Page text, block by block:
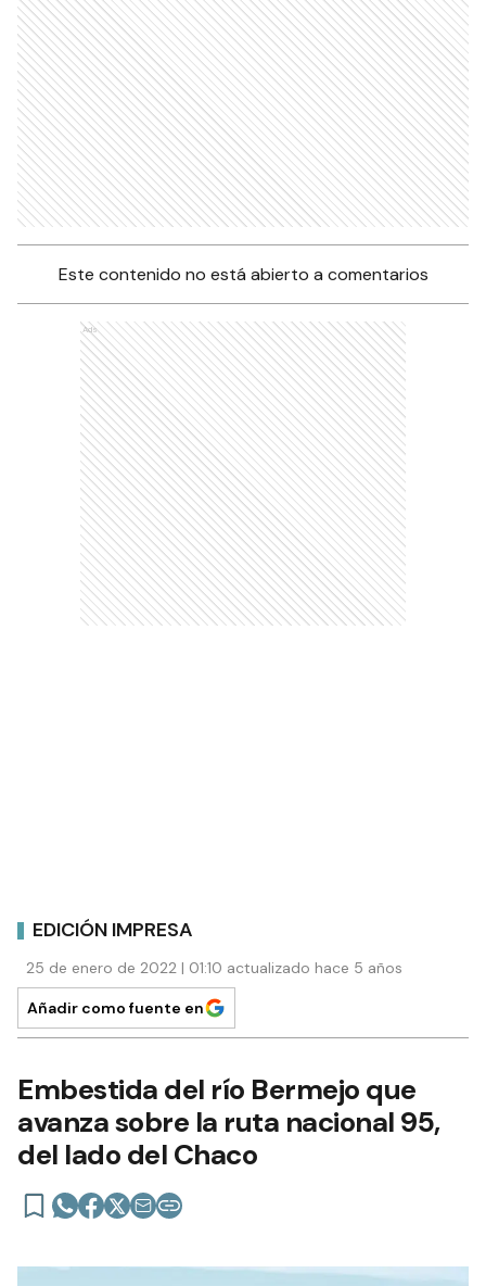
Este contenido no está abierto a comentarios
Ads
EDICIÓN IMPRESA
25 de enero de 2022 | 01:10 actualizado hace 5 años
Añadir como fuente en
Embestida del río Bermejo que
avanza sobre la ruta nacional 95,
del lado del Chaco